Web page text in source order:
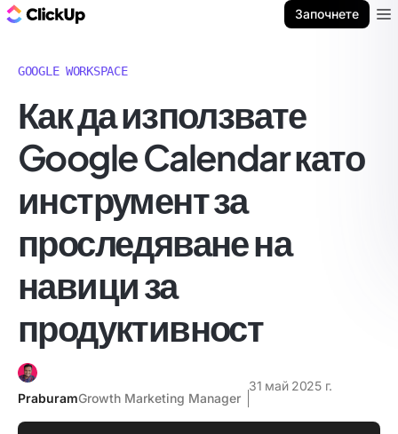
Започнете
GOOGLE WORKSPACE
Как да използвате
Google Calendar като
инструмент за
проследяване на
навици за
продуктивност
PraburamGrowth Marketing Manager
31 май 2025 г.